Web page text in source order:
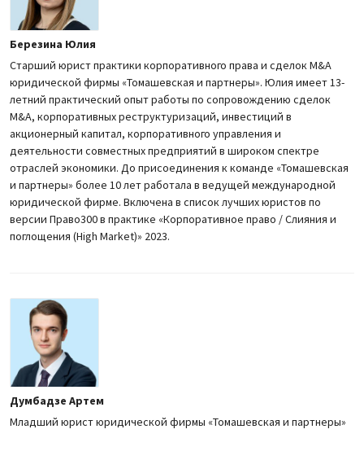
Березина Юлия
Старший юрист практики корпоративного права и сделок M&A
юридической фирмы «Томашевская и партнеры». Юлия имеет 13-
летний практический опыт работы по сопровождению сделок
M&A, корпоративных реструктуризаций, инвестиций в
акционерный капитал, корпоративного управления и
деятельности совместных предприятий в широком спектре
отраслей экономики. До присоединения к команде «Томашевская
и партнеры» более 10 лет работала в ведущей международной
юридической фирме. Включена в список лучших юристов по
версии Право300 в практике «Корпоративное право / Слияния и
поглощения (High Market)» 2023.
Думбадзе Артем
Младший юрист юридической фирмы «Томашевская и партнеры»